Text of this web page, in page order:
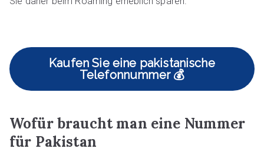
Kaufen Sie eine pakistanische
Telefonnummer 💰
Wofür braucht man eine Nummer
für Pakistan